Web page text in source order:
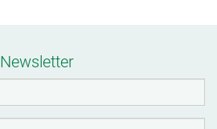
Newsletter